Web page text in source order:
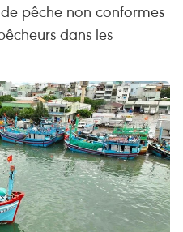
pêche non conformes
dans les